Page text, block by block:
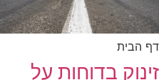
דף הבית
זינוק בדוחות על